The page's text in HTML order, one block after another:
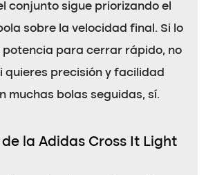
conjunto sigue priorizando el
sobre la velocidad final. Si lo
potencia para cerrar rápido, no
quieres precisión y facilidad
muchas bolas seguidas, sí.
la Adidas Cross It Light